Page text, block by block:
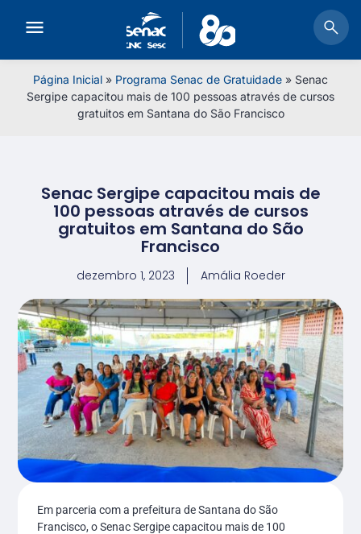
Página Inicial » Programa Senac de Gratuidade » Senac
Sergipe capacitou mais de 100 pessoas através de cursos
gratuitos em Santana do São Francisco
Senac Sergipe capacitou mais de
100 pessoas através de cursos
gratuitos em Santana do São
Francisco
dezembro 1, 2023 Amália Roeder
Em parceria com a prefeitura de Santana do São
Francisco, o Senac Sergipe capacitou mais de 100